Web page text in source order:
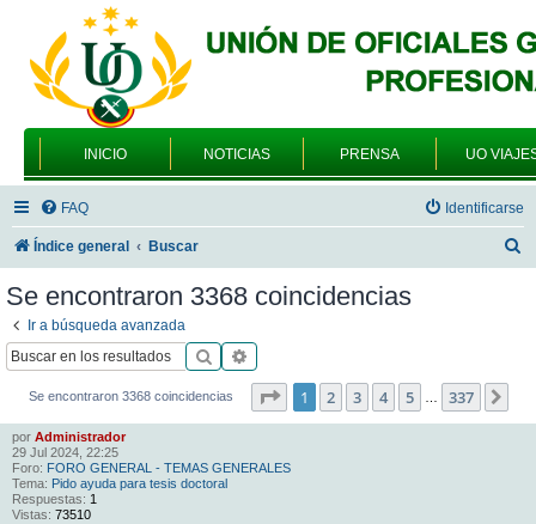
INICIO NOTICIAS PRENSA UO
FAQ Identificarse
Índice general Buscar
Se encontraron 3368 coincidencias
Ir a búsqueda avanzada
Buscar
Se encontraron 3368 coincidencias Página de 337
1 2 3 4 5 … 337
por Administrador
29 Jul 2024, 22:25
Foro: FORO GENERAL - TEMAS GENERALES
Tema: Pido ayuda para tesis doctoral
Respuestas: 1
Vistas: 73510